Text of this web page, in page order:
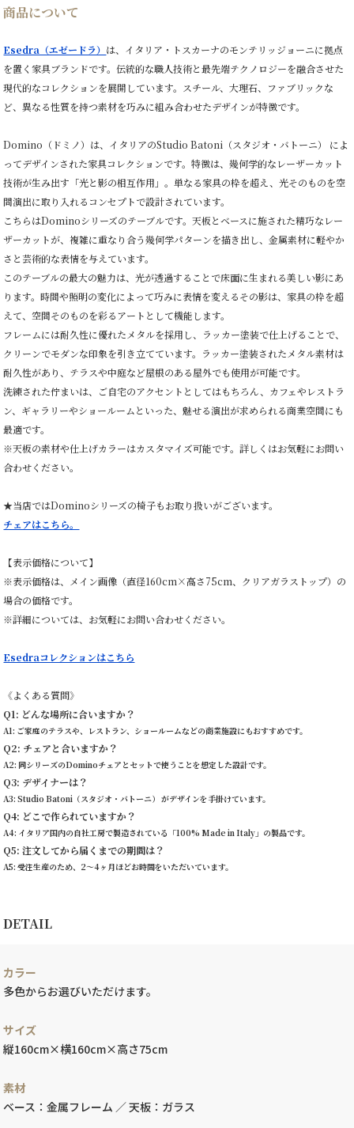
商品について
Esedra（エゼードラ） は、イタリア・トスカーナのモンテリッジョーニに拠点
を置く家具ブランドです。伝統的な職人技術と最先端テクノロジーを融合させた
現代的なコレクションを展開しています。スチール、大理石、ファブリックな
ど、異なる性質を持つ素材を巧みに組み合わせたデザインが特徴です。
Domino（ドミノ）は、イタリアのStudio Batoni（スタジオ・バトーニ） によ
ってデザインされた家具コレクションです。特徴は、幾何学的なレーザーカット
技術が生み出す「光と影の相互作用」。単なる家具の枠を超え、光そのものを空
間演出に取り入れるコンセプトで設計されています。
こちらはDominoシリーズのテーブルです。天板とベースに施された精巧なレー
ザーカットが、複雑に重なり合う幾何学パターンを描き出し、金属素材に軽やか
さと芸術的な表情を与えています。
このテーブルの最大の魅力は、光が透過することで床面に生まれる美しい影にあ
ります。時間や照明の変化によって巧みに表情を変えるその影は、家具の枠を超
えて、空間そのものを彩るアートとして機能します。
フレームには耐久性に優れたメタルを採用し、ラッカー塗装で仕上げることで、
クリーンでモダンな印象を引き立てています。ラッカー塗装されたメタル素材は
耐久性があり、テラスや中庭など屋根のある屋外でも使用が可能です。
洗練された佇まいは、ご自宅のアクセントとしてはもちろん、カフェやレストラ
ン、ギャラリーやショールームといった、魅せる演出が求められる商業空間にも
最適です。
※天板の素材や仕上げカラーはカスタマイズ可能です。詳しくはお気軽にお問い
合わせください。
★当店ではDominoシリーズの椅子もお取り扱いがございます。
チェアはこちら。
【表示価格について】
※表示価格は、メイン画像（直径160cm×高さ75cm、クリアガラストップ）の
場合の価格です。
※詳細については、お気軽にお問い合わせください。
Esedraコレクションはこちら
《よくある質問》
Q1: どんな場所に合いますか？
A1: ご家庭のテラスや、レストラン、ショールームなどの商業施設にもおすすめです。
Q2: チェアと合いますか？
A2: 同シリーズのDominoチェアとセットで使うことを想定した設計です。
Q3: デザイナーは？
A3: Studio Batoni（スタジオ・バトーニ） がデザインを手掛けています。
Q4: どこで作られていますか？
A4: イタリア国内の自社工房で製造されている「100% Made in Italy」の製品です。
Q5: 注文してから届くまでの期間は？
A5: 受注生産のため、2〜4ヶ月ほどお時間をいただいています。
DETAIL
カラー
多色からお選びいただけます。
サイズ
縦160cm×横160cm×高さ75cm
素材
ベース：金属フレーム ／ 天板：ガラス